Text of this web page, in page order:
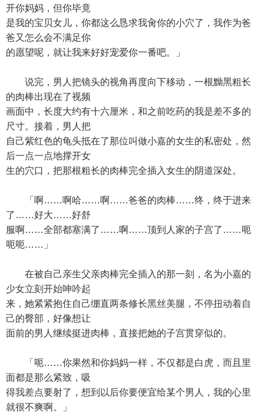
开你妈妈，但你毕竟
是我的宝贝女儿，你都这么恳求我肏你的小穴了，我作为爸
爸又怎么会不满足你
的愿望呢，就让我来好好宠爱你一番吧。」
说完，男人把镜头的视角再度向下移动，一根黝黑粗长
的肉棒出现在了视频
画面中，长度大约有十六厘米，和之前吃药的我是差不多的
尺寸。接着，男人把
自己紫红色的龟头抵在了那位叫做小嘉的女生的私密处，然
后一点一点地撑开女
生的穴口，把那根粗长的肉棒完全插入女生的阴道深处。
「啊……啊哈……啊……爸爸的肉棒……终，终于进来
了……好大……好舒
服啊……全部都塞满了……啊……顶到人家的子宫了……呃
呃呃……」
在被自己亲生父亲肉棒完全插入的那一刻，名为小嘉的
少女立刻开始呻吟起
来，她紧紧抱住自己绷直两条修长黑丝美腿，不停扭动着自
己的臀部，好像想让
面前的男人继续挺进肉棒，直接把她的子宫贯穿似的。
「呃……你果然和你妈妈一样，不仅都是白虎，而且里
面都是那么紧致，吸
得我差点要射了，想到以后你要便宜给某个男人，我的心里
就很不爽啊。」